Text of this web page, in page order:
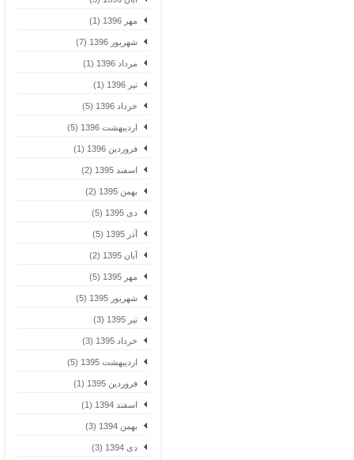
مهر 1396 (1)
شهریور 1396 (7)
مرداد 1396 (1)
تیر 1396 (1)
خرداد 1396 (5)
اردیبهشت 1396 (5)
فروردین 1396 (1)
اسفند 1395 (2)
بهمن 1395 (2)
دی 1395 (5)
آذر 1395 (5)
آبان 1395 (2)
مهر 1395 (5)
شهریور 1395 (5)
تیر 1395 (3)
خرداد 1395 (3)
اردیبهشت 1395 (5)
فروردین 1395 (1)
اسفند 1394 (1)
بهمن 1394 (3)
دی 1394 (3)